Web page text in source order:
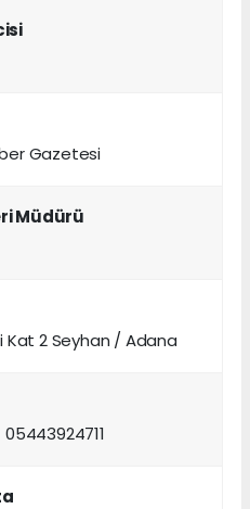
Gazetesi
Müdürü
Kat 2 Seyhan / Adana